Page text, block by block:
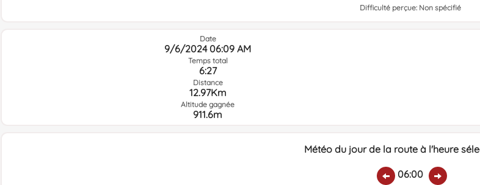
Difficulté perçue: Non spécifié
Date
9/6/2024 06:09 AM
Temps total
6:27
Distance
12.97Km
Altitude gagnée
911.6m
Météo du jour de la route à l'heure
06:00